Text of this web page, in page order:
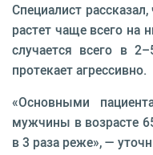
Специалист
растет чаще всего на
случается всего в
протекает агрессивно.
«Основными
мужчины в возрасте
в 3 раза реже», —